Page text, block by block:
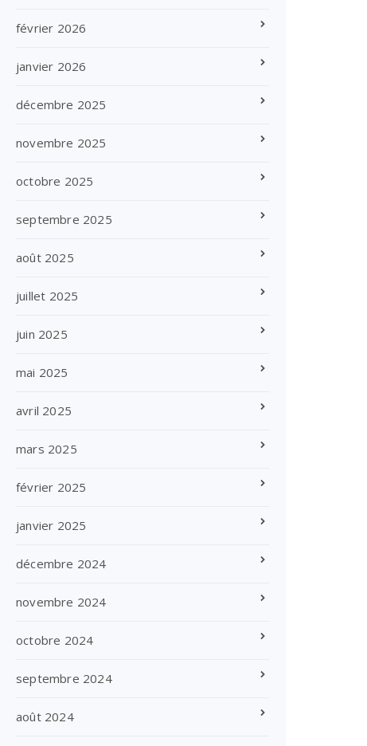
février 2026
janvier 2026
décembre 2025
novembre 2025
octobre 2025
septembre 2025
août 2025
juillet 2025
juin 2025
mai 2025
avril 2025
mars 2025
février 2025
janvier 2025
décembre 2024
novembre 2024
octobre 2024
septembre 2024
août 2024